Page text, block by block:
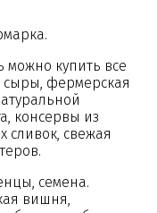
можно купить все
фермерская
консервы из
сливок, свежая
семена.
вишня,